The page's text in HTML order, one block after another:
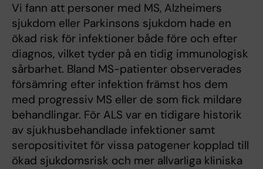
Vi fann att personer med MS, Alzheimers
sjukdom eller Parkinsons sjukdom hade en
ökad risk för infektioner både före och efter
diagnos, vilket tyder på en tidig immunologisk
sårbarhet. Bland MS-patienter observerades
försämring efter infektion främst hos dem
med progressiv MS eller de som fick mildare
behandlingar. För ALS var en tidigare historik
av sjukhusbehandlade infektioner samt
seropositivitet för vissa patogener kopplad till
ökad sjukdomsrisk och mer allvarliga kliniska